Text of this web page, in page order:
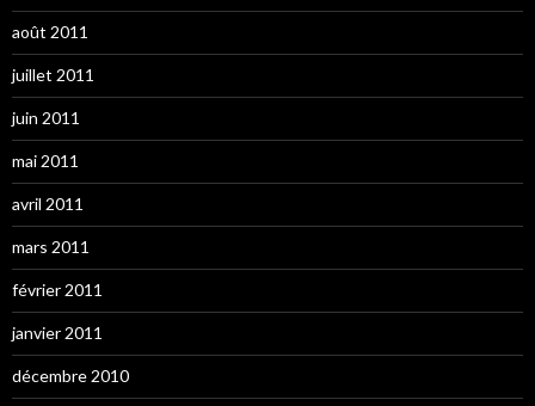
août 2011
juillet 2011
juin 2011
mai 2011
avril 2011
mars 2011
février 2011
janvier 2011
décembre 2010